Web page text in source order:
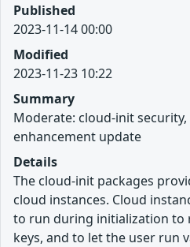
Published
2023-11-14 00:00
Modified
2023-11-23 10:22
Summary
Moderate: cloud-init
enhancement update
Details
The cloud-init packages
cloud instances. Cloud
to run during initialization to
keys, and to let the user run